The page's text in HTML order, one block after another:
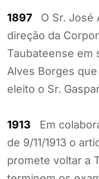
1897 O Sr. José
direção da
Taubateense em
Alves Borges
eleito o Sr.
1913 Em
de 9/11/1913 o
promete voltar a